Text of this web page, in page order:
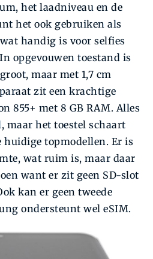
het laadniveau en de
het ook gebruiken als
handig is voor selfies
opgevouwen toestand is
maar met 1,7 cm
zit een krachtige
855+ met 8 GB RAM. Alles
maar het toestel schaart
huidige topmodellen. Er is
wat ruim is, maar daar
want er zit geen SD-slot
kan er geen tweede
ondersteunt wel eSIM.